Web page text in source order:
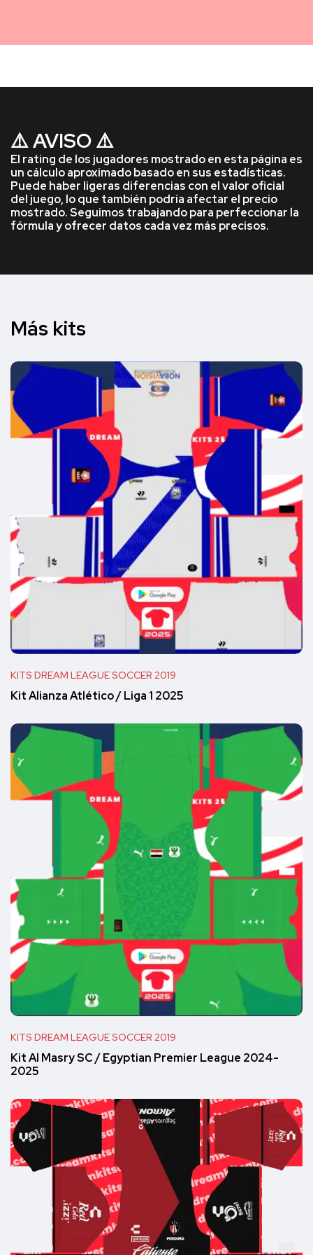
⚠️ AVISO ⚠️
El rating de los jugadores mostrado en esta página es
un cálculo aproximado basado en sus estadísticas.
Puede haber ligeras diferencias con el valor oficial
del juego, lo que también podría afectar el precio
mostrado. Seguimos trabajando para perfeccionar la
fórmula y ofrecer datos cada vez más precisos.
Más kits
KITS DREAM LEAGUE SOCCER 2019
Kit Alianza Atlético / Liga 1 2025
KITS DREAM LEAGUE SOCCER 2019
Kit Al Masry SC / Egyptian Premier League 2024-
2025